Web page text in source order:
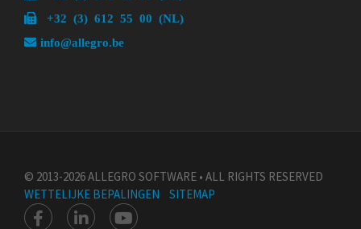
+32 (3) 612 55 00 (NL)
info@allegro.be
© 2013-2026 ALLEGRO SOFTWARE • ALL RIGHTS RESERVED
WETTELIJKE BEPALINGEN
SITEMAP